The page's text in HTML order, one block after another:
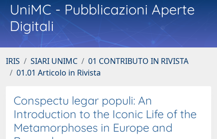
UniMC - Pubblicazioni Aperte
Digitali
IRIS SIARI UNIMC
01 CONTRIBUTO IN RIVISTA
01.01 Articolo in Rivista
Conspectu legar populi: An
Introduction to the Iconic Life of the
Metamorphoses in Europe and